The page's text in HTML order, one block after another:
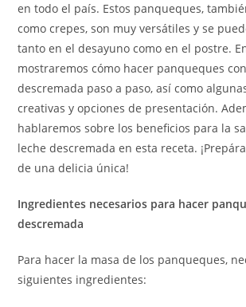
en todo el país. Estos panqueques,
como crepes, son muy versátiles y se
tanto en el desayuno como en el postre.
mostraremos cómo hacer panqueques
descremada paso a paso, así como
creativas y opciones de presentación.
hablaremos sobre los beneficios para la
leche descremada en esta receta.
de una delicia única!
Ingredientes necesarios para hacer
descremada
Para hacer la masa de los panqueques,
siguientes ingredientes: